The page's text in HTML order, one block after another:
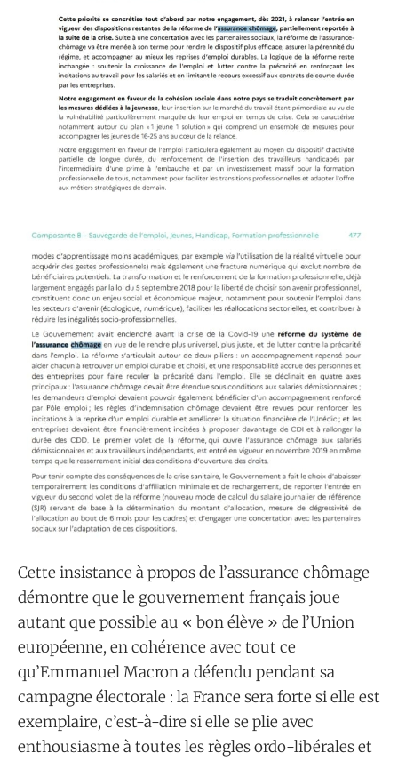
Cette insistance à propos de l’assurance chômage
démontre que le gouvernement français joue
autant que possible au « bon élève » de l’Union
européenne, en cohérence avec tout ce
qu’Emmanuel Macron a défendu pendant sa
campagne électorale : la France sera forte si elle est
exemplaire, c’est-à-dire si elle se plie avec
enthousiasme à toutes les règles ordo-libérales et